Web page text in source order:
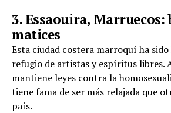
3. Essaouira, Marruecos:
matices
Esta ciudad costera marroquí ha
refugio de artistas y espíritus libres.
mantiene leyes contra la
tiene fama de ser más relajada que
país.